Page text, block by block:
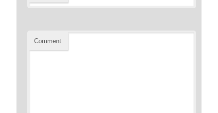
Comment